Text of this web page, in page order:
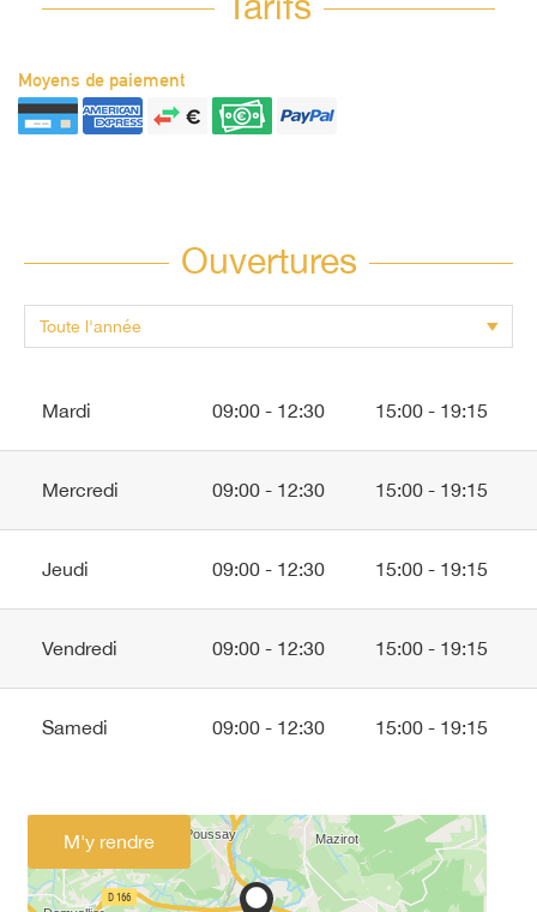
Moyens de paiement
Ouvertures
Mardi 09:00 - 12:30 15:00 - 19:15
Mercredi 09:00 - 12:30 15:00 - 19:15
Jeudi 09:00 - 12:30 15:00 - 19:15
Vendredi 09:00 - 12:30 15:00 - 19:15
Samedi 09:00 - 12:30 15:00 - 19:15
M'y rendre